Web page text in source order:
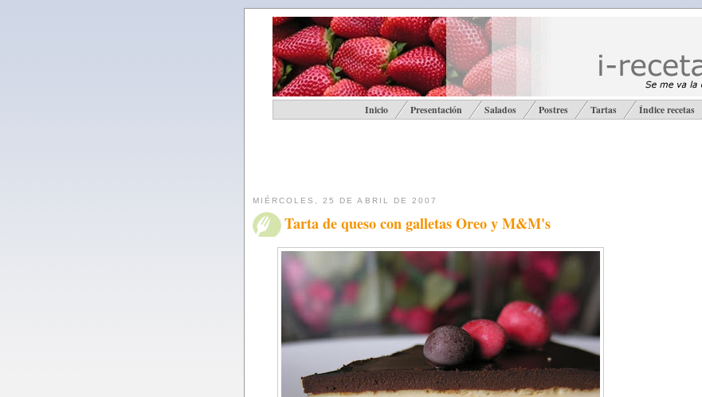
Inicio Presentación Salados Postres Tartas Índice recetas
MIÉRCOLES, 25 DE ABRIL DE 2007
Tarta de queso con galletas Oreo y M&M's